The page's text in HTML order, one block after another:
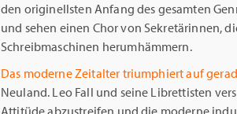
den originellsten Anfang des gesamten
und sehen einen Chor von Sekretärinnen,
Schreibmaschinen herumhämmern.
Das moderne Zeitalter triumphiert auf
Neuland. Leo Fall und seine Librettisten
Attitüde abzustreifen und die moderne